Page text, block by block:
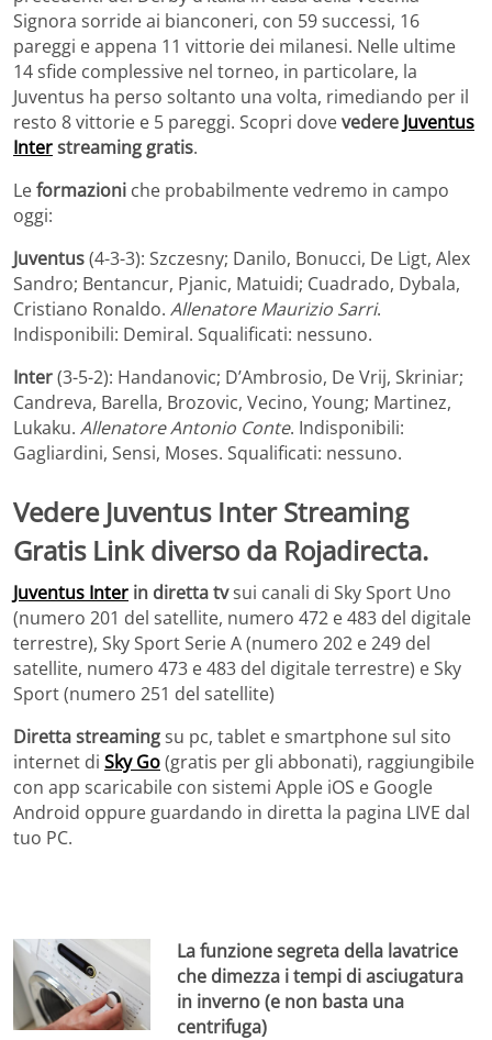
Signora sorride ai bianconeri, con 59 successi, 16
pareggi e appena 11 vittorie dei milanesi. Nelle ultime
14 sfide complessive nel torneo, in particolare, la
Juventus ha perso soltanto una volta, rimediando per il
resto 8 vittorie e 5 pareggi. Scopri dovevedere Juventus
Interstreaming gratis.
Leformazioni che probabilmente vedremo in campo
oggi:
Juventus(4-3-3): Szczesny; Danilo, Bonucci, De Ligt, Alex
Sandro; Bentancur, Pjanic, Matuidi; Cuadrado, Dybala,
Cristiano Ronaldo. Allenatore Maurizio Sarri.
Indisponibili: Demiral. Squalificati: nessuno.
Inter(3-5-2): Handanovic; D’Ambrosio, De Vrij, Skriniar;
Candreva, Barella, Brozovic, Vecino, Young; Martinez,
Lukaku. Allenatore Antonio Conte. Indisponibili:
Gagliardini, Sensi, Moses. Squalificati: nessuno.
Vedere Juventus Inter Streaming
Gratis Link diverso da Rojadirecta.
Juventus Inter in diretta tvsui canali di Sky Sport Uno
(numero 201 del satellite, numero 472 e 483 del digitale
terrestre), Sky Sport Serie A (numero 202 e 249 del
satellite, numero 473 e 483 del digitale terrestre) e Sky
Sport (numero 251 del satellite)
Diretta streamingsu pc, tablet e smartphone sul sito
internet di Sky Go(gratis per gli abbonati), raggiungibile
con app scaricabile con sistemi Apple iOS e Google
Android oppure guardando in diretta la pagina LIVE dal
tuo PC.
La funzione segreta della lavatrice
che dimezza i tempi di asciugatura
in inverno (e non basta una
centrifuga)